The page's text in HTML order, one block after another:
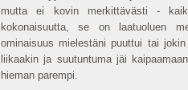
mutta ei kovin merkittävästi -
kokonaisuutta, se on laatuoluen
ominaisuus mielestäni puuttui tai
liikaakin ja suutuntuma jäi
hieman parempi.